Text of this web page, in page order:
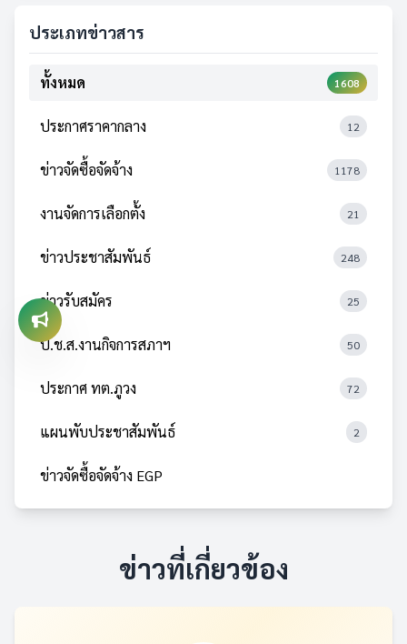
ประเภทข่าวสาร
ทั้งหมด 1608
ประกาศราคากลาง 12
ข่าวจัดซื้อจัดจ้าง 1178
งานจัดการเลือกตั้ง 21
ข่าวประชาสัมพันธ์ 248
ข่าวรับสมัคร 25
ป.ช.ส.งานกิจการสภาฯ 50
ประกาศ ทต.ภูวง 72
แผนพับประชาสัมพันธ์ 2
ข่าวจัดซื้อจัดจ้าง EGP
ข่าวที่เกี่ยวข้อง